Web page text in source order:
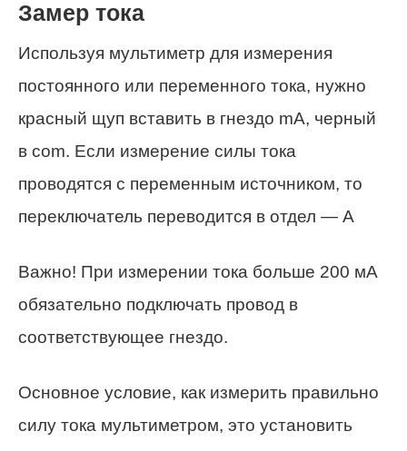
Замер тока
Используя мультиметр для измерения
постоянного или переменного тока, нужно
красный щуп вставить в гнездо mA, черный
в com. Если измерение силы тока
проводятся с переменным источником, то
переключатель переводится в отдел — А
Важно! При измерении тока больше 200 мА
обязательно подключать провод в
соответствующее гнездо.
Основное условие, как измерить правильно
силу тока мультиметром, это установить